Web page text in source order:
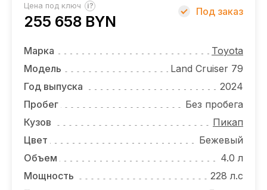
КОНТАКТЫ
Цена под ключ ?
255 658 BYN
Под заказ
Марка
Toyota
Модель
Land Cruiser 79
Год выпуска
2024
Пробег
Без пробега
Кузов
Пикап
Цвет
Бежевый
Объем
4.0 л
Мощность
228 л.с